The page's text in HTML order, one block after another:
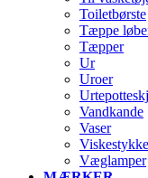
Toiletbørste
Tæppe
Tæpper
Ur
Uroer
Vandkande
Vaser
Væglamper